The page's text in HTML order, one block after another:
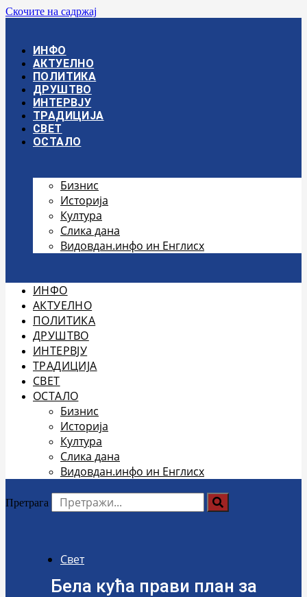
Скочите на садржај
ИНФО
АКТУЕЛНО
ПОЛИТИКА
ДРУШТВО
ИНТЕРВЈУ
ТРАДИЦИЈА
СВЕТ
ОСТАЛО
Бизнис
Историја
Култура
Слика дана
Видовдан.инфо ин Енглисх
ИНФО
АКТУЕЛНО
ПОЛИТИКА
ДРУШТВО
ИНТЕРВЈУ
ТРАДИЦИЈА
СВЕТ
ОСТАЛО
Бизнис
Историја
Култура
Слика дана
Видовдан.инфо ин Енглисх
Претрага
Свет
Бела кућа прави план за